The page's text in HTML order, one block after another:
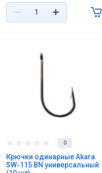
0
Крючки одинарные Akara
SW-115 BN универсальный